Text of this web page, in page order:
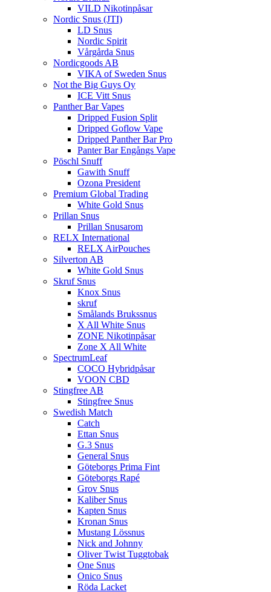
VILD Nikotinpåsar
Nordic Snus (JTI)
LD Snus
Nordic Spirit
Vårgårda Snus
Nordicgoods AB
VIKA of Sweden Snus
Not the Big Guys Oy
ICE Vitt Snus
Panther Bar Vapes
Dripped Fusion Split
Dripped Goflow Vape
Dripped Panther Bar Pro
Panter Bar Engångs Vape
Pöschl Snuff
Gawith Snuff
Ozona President
Premium Global Trading
White Gold Snus
Prillan Snus
Prillan Snusarom
RELX International
RELX AirPouches
Silverton AB
White Gold Snus
Skruf Snus
Knox Snus
skruf
Smålands Brukssnus
X All White Snus
ZONE Nikotinpåsar
Zone X All White
SpectrumLeaf
COCO Hybridpåsar
VOON CBD
Stingfree AB
Stingfree Snus
Swedish Match
Catch
Ettan Snus
G.3 Snus
General Snus
Göteborgs Prima Fint
Göteborgs Rapé
Grov Snus
Kaliber Snus
Kapten Snus
Kronan Snus
Mustang Lössnus
Nick and Johnny
Oliver Twist Tuggtobak
One Snus
Onico Snus
Röda Lacket